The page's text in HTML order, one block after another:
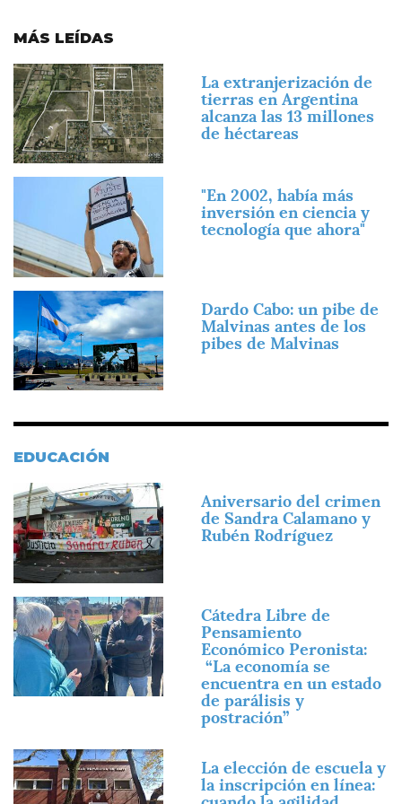
MÁS LEÍDAS
Imagen
La extranjerización de
tierras en Argentina
alcanza las 13 millones
de héctareas
"En 2002, había más
inversión en ciencia y
tecnología que ahora"
Imagen
Dardo Cabo: un pibe de
Malvinas antes de los
pibes de Malvinas
EDUCACIÓN
Imagen
Aniversario del crimen
de Sandra Calamano y
Rubén Rodríguez
Imagen
Cátedra Libre de
Pensamiento
Económico Peronista:
“La economía se
encuentra en un estado
de parálisis y
postración”
Imagen
La elección de escuela y
la inscripción en línea: